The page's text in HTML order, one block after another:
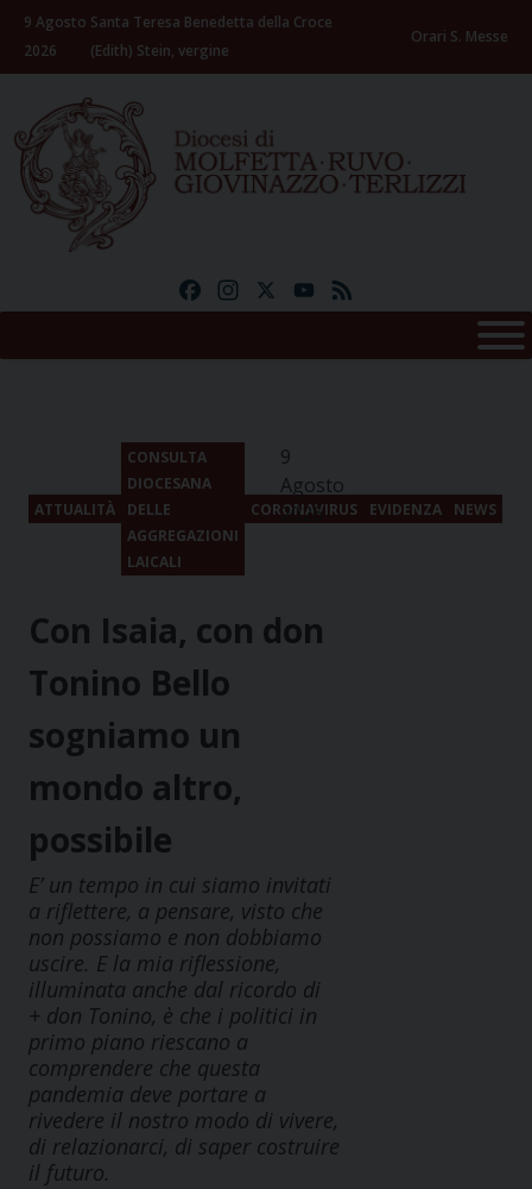
Skip
content
9 Agosto
2026
Santa Teresa Benedetta della Croce
(Edith) Stein, vergine
Orari S. Messe
FacebookInstagramYouTube
ATTUALITÀ
CONSULTA
DIOCESANA
DELLE
AGGREGAZIONI
LAICALI
CORONAVIRUS EVIDENZA NEWS
9
Agosto
2026
Con Isaia, con don
Tonino Bello
sogniamo un
mondo altro,
possibile
E’ un tempo in cui siamo invitati
a riflettere, a pensare, visto che
non possiamo e non dobbiamo
uscire. E la mia riflessione,
illuminata anche dal ricordo di
+ don Tonino, è che i politici in
primo piano riescano a
comprendere che questa
pandemia deve portare a
rivedere il nostro modo di vivere,
di relazionarci, di saper costruire
il futuro.